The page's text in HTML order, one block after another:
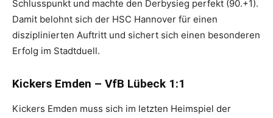
Schlusspunkt und machte den Derbysieg perfekt (90.+1).
Damit belohnt sich der HSC Hannover für einen
disziplinierten Auftritt und sichert sich einen besonderen
Erfolg im Stadtduell.
Kickers Emden – VfB Lübeck 1:1
Kickers Emden muss sich im letzten Heimspiel der